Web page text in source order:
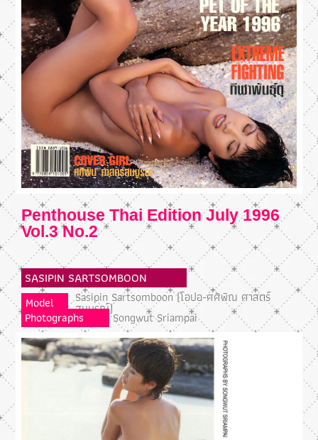
Penthouse Thai Edition July 1996
Vol.3 No.2
SASIPIN SARTSOMBOON
Model Sasipin Sartsomboon (โอปอ-ศศิพิณ ศาสตร์
สมบูรณ์)
Photographs Songwut Sriampai